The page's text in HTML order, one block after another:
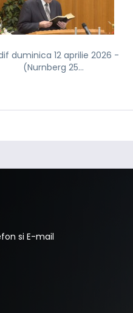
duminica 12 aprilie 2026 -
(Nurnberg 25...
si E-mail